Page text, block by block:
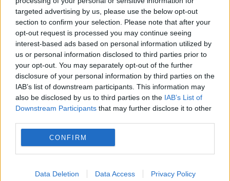
targeted advertising by us, please use the below opt-out
section to confirm your selection. Please note that after your
opt-out request is processed you may continue seeing
interest-based ads based on personal information utilized by
us or personal information disclosed to third parties prior to
your opt-out. You may separately opt-out of the further
disclosure of your personal information by third parties on the
IAB’s list of downstream participants. This information may
also be disclosed by us to third parties on the IAB’s List of
Downstream Participants that may further disclose it to other
CONFIRM
Data Deletion Data Access Privacy Policy
stradă. Daniela...
Daniela Nane are grijă de fetița